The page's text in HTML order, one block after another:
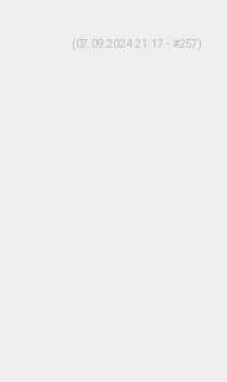
(07.09.2024 21:17 - #257)